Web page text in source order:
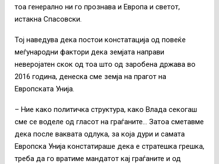
тоа генерално ни го прознава и Европа и светот,
истакна Спасовски.
Тој наведува дека постои констатација од повеќе
меѓународни фактори дека земјата направи
неверојатен скок од тоа што од заробена држава во
2016 година, денеска сме земја на прагот на
Европската Унија.
– Ние како политичка структура, како Влада секогаш
сме се воделе од гласот на граѓаните… Затоа сметавме
дека после ваквата одлука, за која дури и самата
Европска Унија констатираше дека е стратешка грешка,
треба да го вратиме мандатот кај граѓаните и од